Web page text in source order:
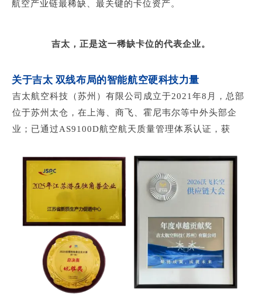
航空产业链最稀缺、最关键的卡位资产。
吉太，正是这一稀缺卡位的代表企业。
关于吉太 双线布局的智能航空硬科技力量
吉太航空科技（苏州）有限公司成立于2021年8月，总部
位于苏州太仓，在上海、 商飞、霍尼韦尔等中外头部企
业；已通过AS9100D航空航天质量管理体系认证，获